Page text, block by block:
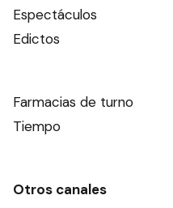
Espectáculos
Edictos
Farmacias de turno
Tiempo
Otros canales